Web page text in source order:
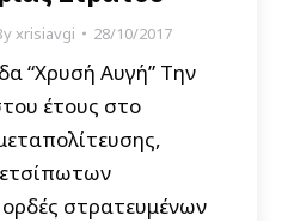
xrisiavgi 28/10/2017
“Χρυσή Αυγή” Την
έτους στο
στρατευμένων